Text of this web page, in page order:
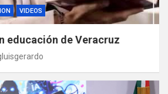
VIDEOS
educación de Veracruz